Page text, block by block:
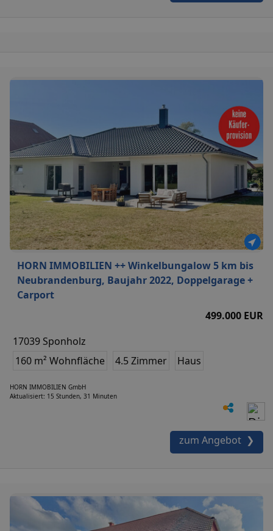
HORN IMMOBILIEN ++ Winkelbungalow 5 km bis
Neubrandenburg, Baujahr 2022, Doppelgarage +
Carport
499.000 EUR
17039 Sponholz
160 m² Wohnfläche
4.5 Zimmer Haus
HORN IMMOBILIEN GmbH
Aktualisiert: 15 Stunden, 31 Minuten
zum Angebot ❯